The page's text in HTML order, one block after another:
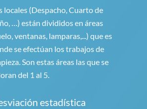
locales (Despacho, Cuarto de
…) están divididos en áreas
ventanas, lamparas,...) que es
se efectúan los trabajos de
Son estas áreas las que se
del 1 al 5.
estadística